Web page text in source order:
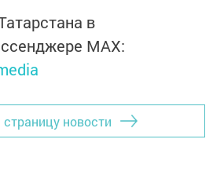
в
MАХ:
страницу новости